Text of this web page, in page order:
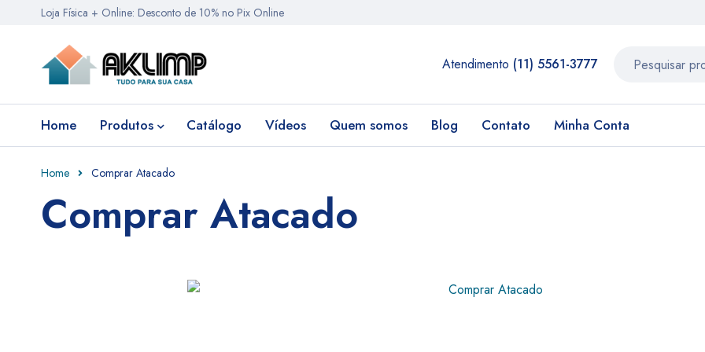
Loja Física + Online: Desconto de 10% no Pix Online
Atendimento (11) 5561-3777
Home Produtos Catálogo Vídeos Quem somos Blog Contato Minha Conta
Home Comprar Atacado
Comprar Atacado